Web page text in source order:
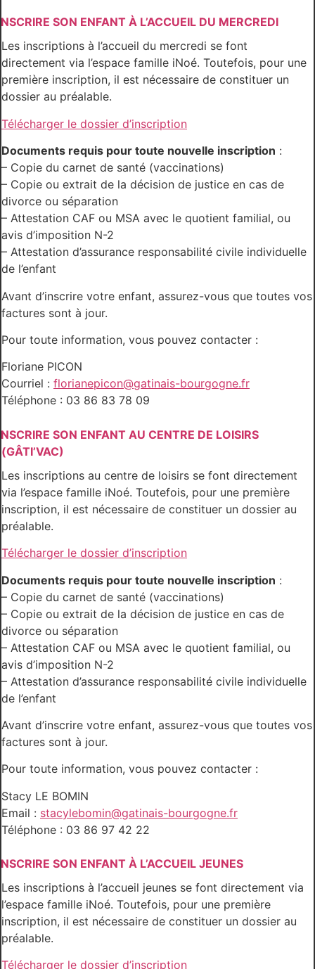
SON ENFANT À L’ACCUEIL DU MERCREDI
Les inscriptions à l’accueil du mercredi se font
directement via l’espace famille iNoé. Toutefois, pour une
première inscription, il est nécessaire de constituer un
dossier au préalable.
Télécharger le dossier d’inscription
Documents requis pour toute nouvelle inscription :
– Copie du carnet de santé (vaccinations)
– Copie ou extrait de la décision de justice en cas de
divorce ou séparation
– Attestation CAF ou MSA avec le quotient familial, ou
avis d’imposition N-2
– Attestation d’assurance responsabilité civile individuelle
de l’enfant
Avant d’inscrire votre enfant, assurez-vous que toutes vos
factures sont à jour.
Pour toute information, vous pouvez contacter :
Floriane PICON
Courriel : florianepicon@gatinais-bourgogne.fr
Téléphone : 03 86 83 78 09
SON ENFANT AU CENTRE DE LOISIRS
(GÂTI’VAC)
Les inscriptions au centre de loisirs se font directement
via l’espace famille iNoé. Toutefois, pour une première
inscription, il est nécessaire de constituer un dossier au
préalable.
Télécharger le dossier d’inscription
Documents requis pour toute nouvelle inscription :
– Copie du carnet de santé (vaccinations)
– Copie ou extrait de la décision de justice en cas de
divorce ou séparation
– Attestation CAF ou MSA avec le quotient familial, ou
avis d’imposition N-2
– Attestation d’assurance responsabilité civile individuelle
de l’enfant
Avant d’inscrire votre enfant, assurez-vous que toutes vos
factures sont à jour.
Pour toute information, vous pouvez contacter :
Stacy LE BOMIN
Email : stacylebomin@gatinais-bourgogne.fr
Téléphone : 03 86 97 42 22
SON ENFANT À L’ACCUEIL JEUNES
Les inscriptions à l’accueil jeunes se font directement via
l’espace famille iNoé. Toutefois, pour une première
inscription, il est nécessaire de constituer un dossier au
préalable.
Télécharger le dossier d’inscription